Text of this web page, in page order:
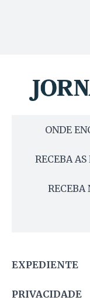
ONDE
RECEBA
RECEBA
EXPEDIENTE
PRIVACIDADE